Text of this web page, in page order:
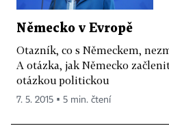
Německo v Evropě
Otazník, co s Německem,
A otázka, jak Německo
otázkou politickou
7. 5. 2015 ▪ 5 min. čtení